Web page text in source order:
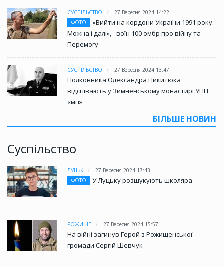
СУСПІЛЬСТВО
27 Вересня 2024 14:22
ФОТО
«Вийти на кордони України 1991 року.
Можна і далі», - воїн 100 омбр про війну та
Перемогу
СУСПІЛЬСТВО 27 Вересня 2024 13:47
Полковника Олександра Никитюка
відспівають у Зимненському монастирі УПЦ
«мп»
БІЛЬШЕ НОВИН
Суспільство
ЛУЦЬК
27 Вересня 2024 17:43
ФОТО
У Луцьку розшукують школяра
РОЖИЩЕ 27 Вересня 2024 15:57
На війні загинув Герой з Рожищенської
громади Сергій Шевчук